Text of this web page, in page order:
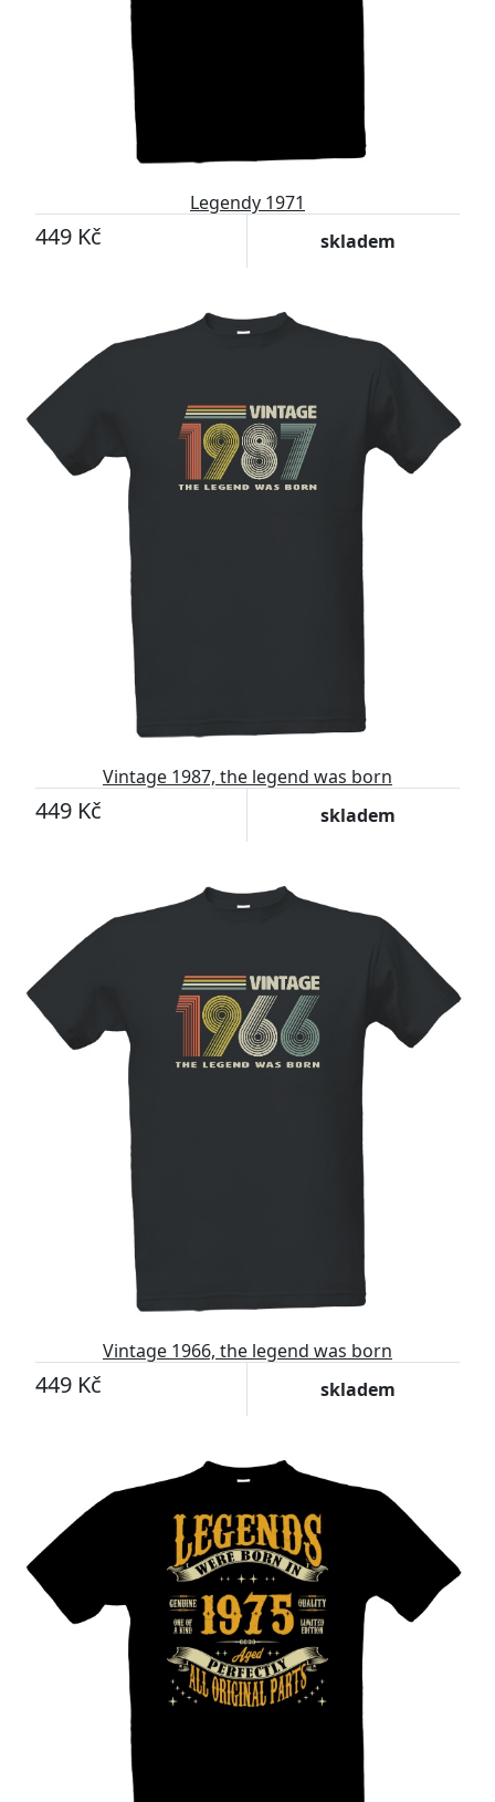
Legendy 1971
449 Kč skladem
Vintage 1987, the legend was born
449 Kč skladem
Vintage 1966, the legend was born
449 Kč skladem